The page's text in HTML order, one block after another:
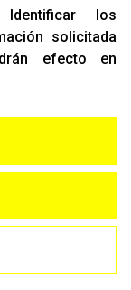
Identificar los
solicitada
efecto en